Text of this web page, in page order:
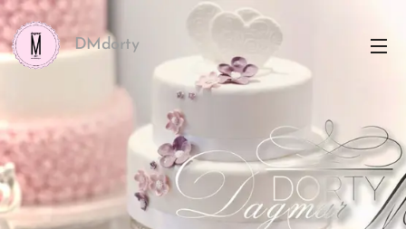
DMdorty